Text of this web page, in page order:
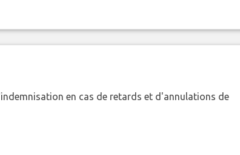
en cas de retards et d'annulations de